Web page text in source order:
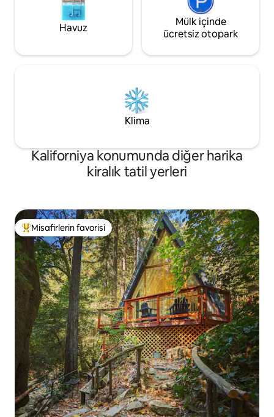
Havuz
Mülk içinde
ücretsiz otopark
Klima
Kaliforniya konumunda diğer harika
kiralık tatil yerleri
Misafirlerin favorilerinden en beğenilenler arasında
Misafirlerin favorisi